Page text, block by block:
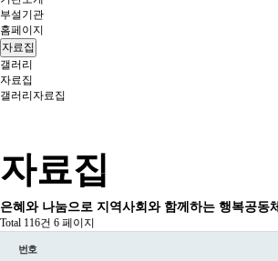
부설기관
홈페이지
자료집
갤러리
자료집
갤러리 자료집
자료집
은혜와 나눔으로 지역사회와 함께하는 행복공동
Total 116건 6 페이지
번호